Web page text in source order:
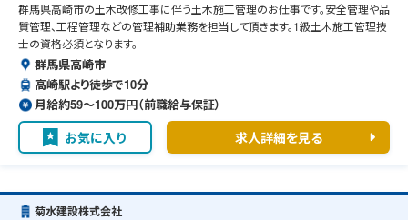
群馬県高崎市の土木改修工事に伴う土木施工管理のお仕事です。安全管理や品
質管理、工程管理などの管理補助業務を担当して頂きます。1級土木施工管理技
士の資格必須となります。
群馬県高崎市
高崎駅より徒歩で10分
月給約59〜100万円（前職給与保証）
お気に入り 求人詳細を見る
菊水建設株式会社